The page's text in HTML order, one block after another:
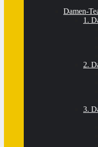
Damen-
1.
2.
3.